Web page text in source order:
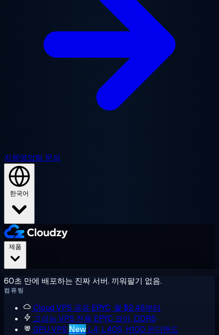
지원영업팀 문의
한국어
60초 만에 배포하는 진짜 서버. 끼워팔기 없음.
컴퓨팅
Cloud VPS 공유 EPYC, 월 $2.48부터
고성능 VPS 전용 EPYC 코어, DDR5
GPU VPS New L4, L40S, H100 온디맨드